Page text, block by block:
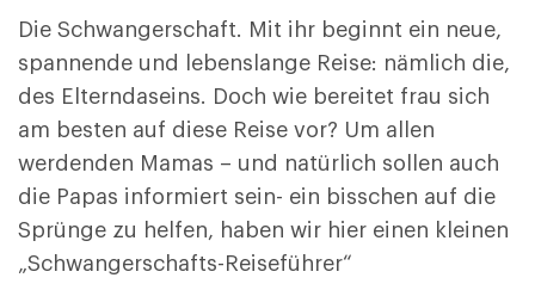
Die Schwangerschaft. Mit ihr beginnt ein neue,
spannende und lebenslange Reise: nämlich die,
des Elterndaseins. Doch wie bereitet frau sich
am besten auf diese Reise vor? Um allen
werdenden Mamas – und natürlich sollen auch
die Papas informiert sein- ein bisschen auf die
Sprünge zu helfen, haben wir hier einen kleinen
„Schwangerschafts-Reiseführer“